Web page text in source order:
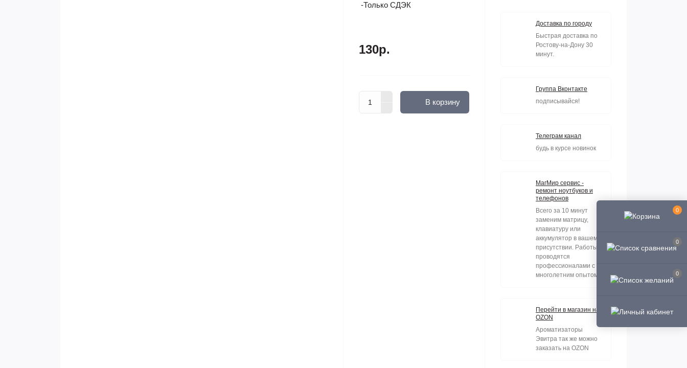
0
0
0
-Только СДЭК
130р.
В корзину
Доставка по городу
Быстрая доставка по
Ростову-на-Дону 30
минут.
Группа Вконтакте
подписывайся!
Телеграм канал
будь в курсе новинок
МагМир сервис -
ремонт ноутбуков и
телефонов
Всего за 10 минут
заменим матрицу,
клавиатуру или
аккумулятор в вашем
присутствии. Работы
проводятся
профессионалами с
многолетним опытом.
Перейти в магазин на
OZON
Ароматизаторы
Эвитра так же можно
заказать на OZON